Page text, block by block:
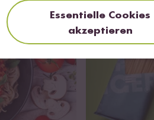
Essentielle Cookies
akzeptieren